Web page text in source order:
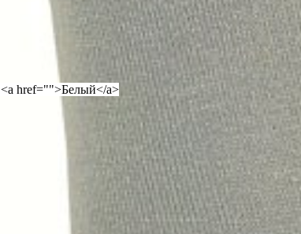
<a href="">Белый</a>